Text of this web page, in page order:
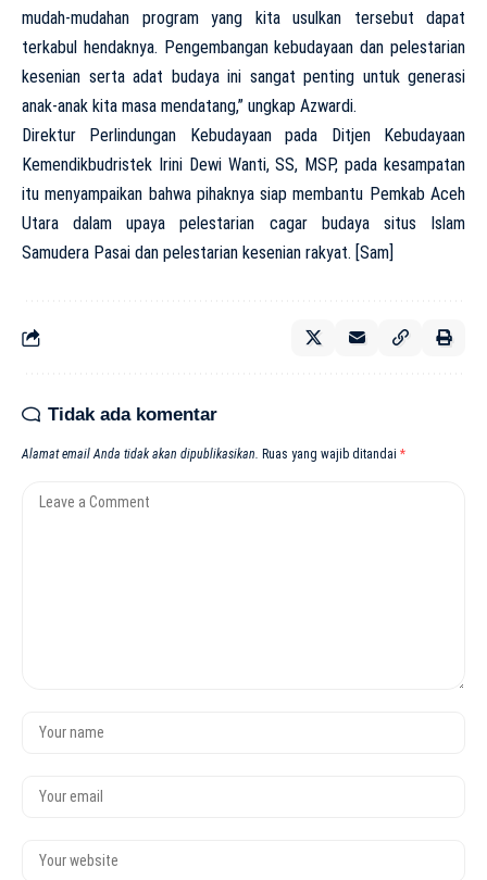
mudah-mudahan program yang kita usulkan tersebut dapat
terkabul hendaknya. Pengembangan kebudayaan dan pelestarian
kesenian serta adat budaya ini sangat penting untuk generasi
anak-anak kita masa mendatang,” ungkap Azwardi.
Direktur Perlindungan Kebudayaan pada Ditjen Kebudayaan
Kemendikbudristek Irini Dewi Wanti, SS, MSP, pada kesampatan
itu menyampaikan bahwa pihaknya siap membantu Pemkab Aceh
Utara dalam upaya pelestarian cagar budaya situs Islam
Samudera Pasai dan pelestarian kesenian rakyat. [Sam]
Tidak ada komentar
Alamat email Anda tidak akan dipublikasikan. Ruas yang wajib ditandai *